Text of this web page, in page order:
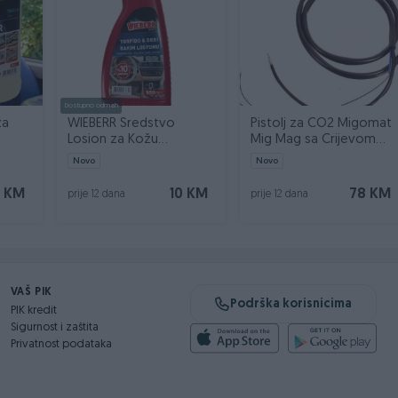
bezzračnih guma prilikom montaže gume na naplatak.
guma.
prijanjanja stopice gume uz felgu. Inflator je pogodan
automobila i motocikala.
je sigurnosnim ventilom koji kontroliše pritisak unutar
na felgi.
5l
Dostupno odmah
WIEBERR Sredstvo
Losion za Kožu
Instrument Tablu 550ml
Novo
10 KM
prije 12 dana
Pistolj za CO2 Migomat
Mig Mag sa Crijevom
2,5m MK14 TW14
Novo
78 KM
prije 12 dana
VAŠ PIK
PIK kredit
Sigurnost i zaštita
Privatnost podataka
Podrška korisnicima